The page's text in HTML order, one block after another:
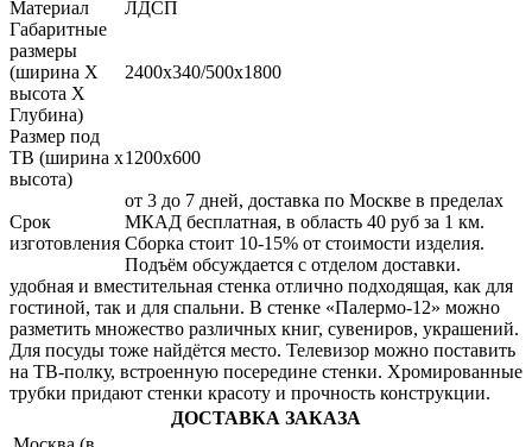
Материал
ЛДСП
Габаритные
размеры
(ширина Х
высота Х
Глубина)
2400х340/500х1800
Размер под
ТВ (ширина х
высота)
1200х600
Срок
изготовления
от 3 до 7 дней, доставка по Москве в пределах
МКАД бесплатная, в область 40 руб за 1 км.
Сборка стоит 10-15% от стоимости изделия.
Подъём обсуждается с отделом доставки.
удобная и вместительная стенка отлично подходящая, как для
гостиной, так и для спальни. В стенке «Палермо-12» можно
разметить множество различных книг, сувениров, украшений.
Для посуды тоже найдётся место. Телевизор можно поставить
на ТВ-полку, встроенную посередине стенки. Хромированные
трубки придают стенки красоту и прочность конструкции.
ДОСТАВКА ЗАКАЗА